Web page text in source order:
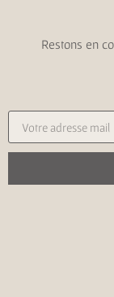
Restons en